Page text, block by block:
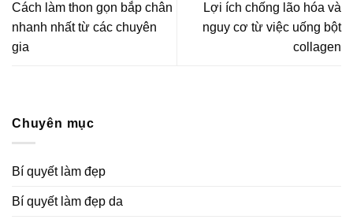
Cách làm thon gọn bắp chân
nhanh nhất từ các chuyên
gia
Lợi ích chống lão hóa và
nguy cơ từ việc uống bột
collagen
Chuyên mục
Bí quyết làm đẹp
Bí quyết làm đẹp da